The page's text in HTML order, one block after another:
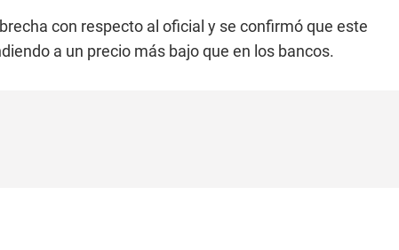
con respecto al oficial y se confirmó que este
a un precio más bajo que en los bancos.